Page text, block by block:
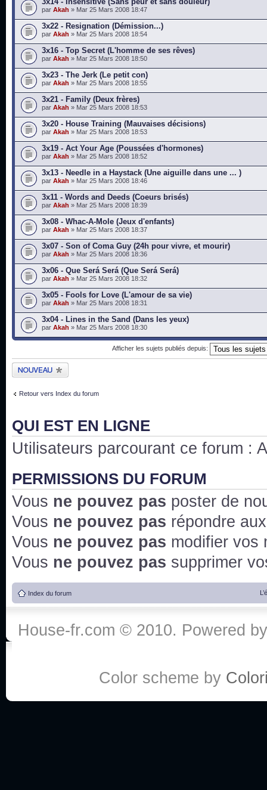
par Akah » Mar 25 Mars 2008 18:47
3x22 - Resignation (Démission...)
par Akah » Mar 25 Mars 2008 18:54
3x16 - Top Secret (L'homme de ses rêves)
par Akah » Mar 25 Mars 2008 18:50
3x23 - The Jerk (Le petit con)
par Akah » Mar 25 Mars 2008 18:55
3x21 - Family (Deux frères)
par Akah » Mar 25 Mars 2008 18:53
3x20 - House Training (Mauvaises décisions)
par Akah » Mar 25 Mars 2008 18:53
3x19 - Act Your Age (Poussées d'hormones)
par Akah » Mar 25 Mars 2008 18:52
3x13 - Needle in a Haystack (Une aiguille dans une ... )
par Akah » Mar 25 Mars 2008 18:46
3x11 - Words and Deeds (Coeurs brisés)
par Akah » Mar 25 Mars 2008 18:39
3x08 - Whac-A-Mole (Jeux d'enfants)
par Akah » Mar 25 Mars 2008 18:37
3x07 - Son of Coma Guy (24h pour vivre, et mourir)
par Akah » Mar 25 Mars 2008 18:36
3x06 - Que Será Será (Que Será Será)
par Akah » Mar 25 Mars 2008 18:32
3x05 - Fools for Love (L'amour de sa vie)
par Akah » Mar 25 Mars 2008 18:31
3x04 - Lines in the Sand (Dans les yeux)
par Akah » Mar 25 Mars 2008 18:30
Afficher les sujets publiés depuis:
Publier un nouveau
sujet
Retour vers Index du forum
QUI EST EN LIGNE
Utilisateurs parcourant ce forum :
PERMISSIONS DU FORUM
Vous ne pouvez pas poster de
Vous ne pouvez pas répondre
Vous ne pouvez pas modifier vos
Vous ne pouvez pas supprimer
Index du forum
House-fr.com © 2010. Powered
Color scheme by